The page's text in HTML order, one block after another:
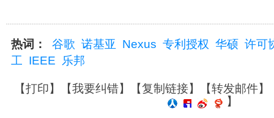
热词： 谷歌 诺基亚 Nexus 专利授权 华硕 许可
工
IEEE 乐邦
【打印】【我要纠错】【复制链接】【转发邮件】
】